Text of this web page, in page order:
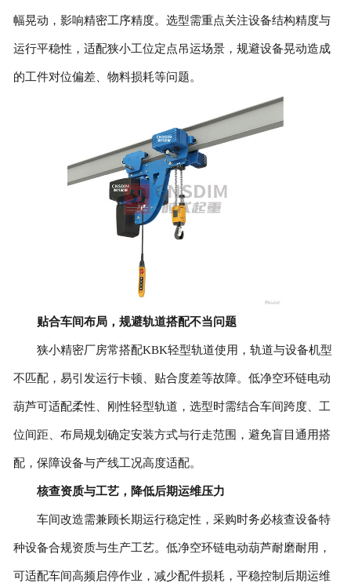
幅晃动，影响精密工序精度。选型需重点关注设备结构精度与
运行平稳性，适配狭小工位定点吊运场景，规避设备晃动造成
的工件对位偏差、物料损耗等问题。
贴合车间布局，规避轨道搭配不当问题
狭小精密厂房常搭配KBK轻型轨道使用，轨道与设备机型
不匹配，易引发运行卡顿、贴合度差等故障。低净空环链电动
葫芦可适配柔性、刚性轻型轨道，选型时需结合车间跨度、工
位间距、布局规划确定安装方式与行走范围，避免盲目通用搭
配，保障设备与产线工况高度适配。
核查资质与工艺，降低后期运维压力
车间改造需兼顾长期运行稳定性，采购时务必核查设备特
种设备合规资质与生产工艺。低净空环链电动葫芦耐磨耐用，
可适配车间高频启停作业，减少配件损耗，平稳控制后期运维